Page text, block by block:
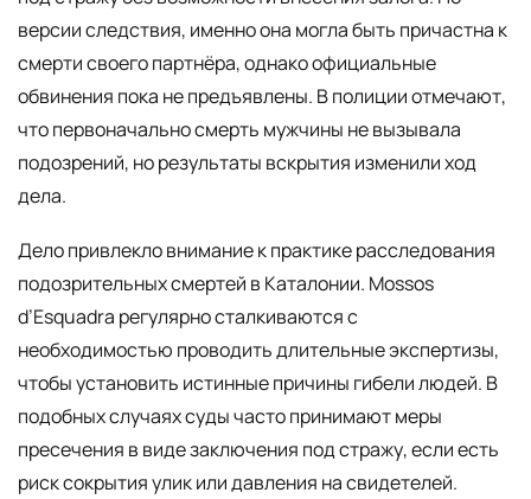
версии следствия, именно она могла быть причастна к
смерти своего партнёра, однако официальные
обвинения пока не предъявлены. В полиции отмечают,
что первоначально смерть мужчины не вызывала
подозрений, но результаты вскрытия изменили ход
дела.
Дело привлекло внимание к практике расследования
подозрительных смертей в Каталонии. Mossos
d’Esquadra регулярно сталкиваются с
необходимостью проводить длительные экспертизы,
чтобы установить истинные причины гибели людей. В
подобных случаях суды часто принимают меры
пресечения в виде заключения под стражу, если есть
риск сокрытия улик или давления на свидетелей.